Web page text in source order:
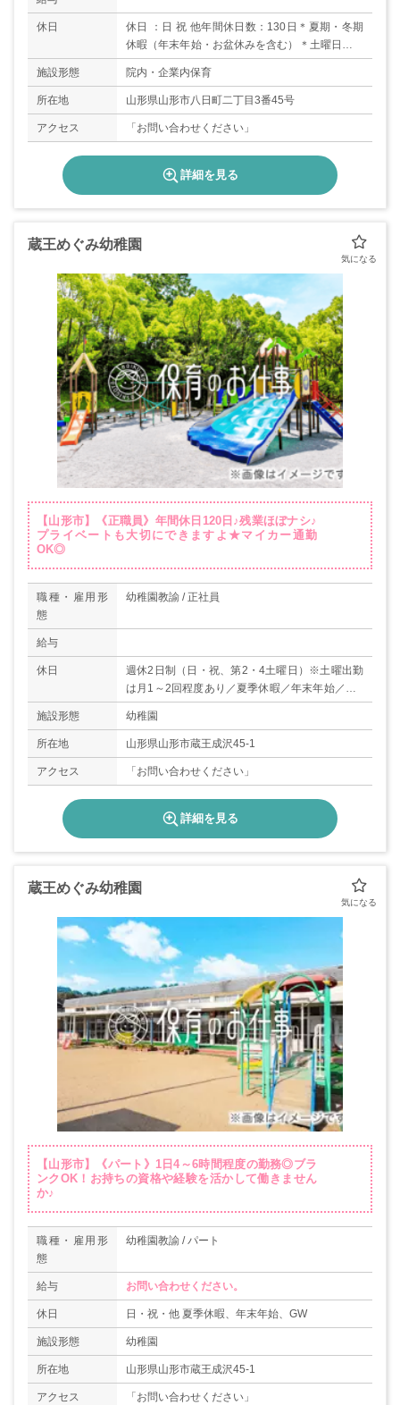
休日
休日 ：日 祝 他年間休日数：130日＊夏期・冬期
休暇（年末年始・お盆休みを含む）＊土曜日は交
替で勤務（代休あり）
施設形態 院内・企業内保育
所在地 山形県山形市八日町二丁目3番45号
アクセス 「お問い合わせください」
詳細を見る
蔵王めぐみ幼稚園
【山形市】《正職員》年間休日120日♪残業ほぼナシ♪
プライベートも大切にできますよ★マイカー通勤
OK◎
職種・雇用形
態
幼稚園教諭 / 正社員
給与
休日
週休2日制（日・祝、第2・4土曜日）※土曜出勤
は月1～2回程度あり／夏季休暇／年末年始／GW
／年間休日120日
施設形態 幼稚園
所在地 山形県山形市蔵王成沢45-1
アクセス 「お問い合わせください」
詳細を見る
蔵王めぐみ幼稚園
【山形市】《パート》1日4～6時間程度の勤務◎ブラ
ンクOK！お持ちの資格や経験を活かして働きません
か♪
職種・雇用形
態
幼稚園教諭 / パート
給与 お問い合わせください。
休日 日・祝・他 夏季休暇、年末年始、GW
施設形態 幼稚園
所在地 山形県山形市蔵王成沢45-1
アクセス 「お問い合わせください」